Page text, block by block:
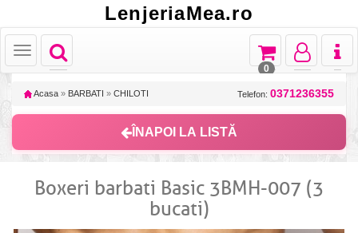
LenjeriaMea.ro
Toggle
navigation
Toggle
Toggle
navigation
Toggle
navigation
Toggle
navigation
0
Acasa » BARBATI » CHILOTI Telefon: 0371236355
ÎNAPOI LA LISTĂ
Boxeri barbati Basic 3BMH-007 (3
bucati)